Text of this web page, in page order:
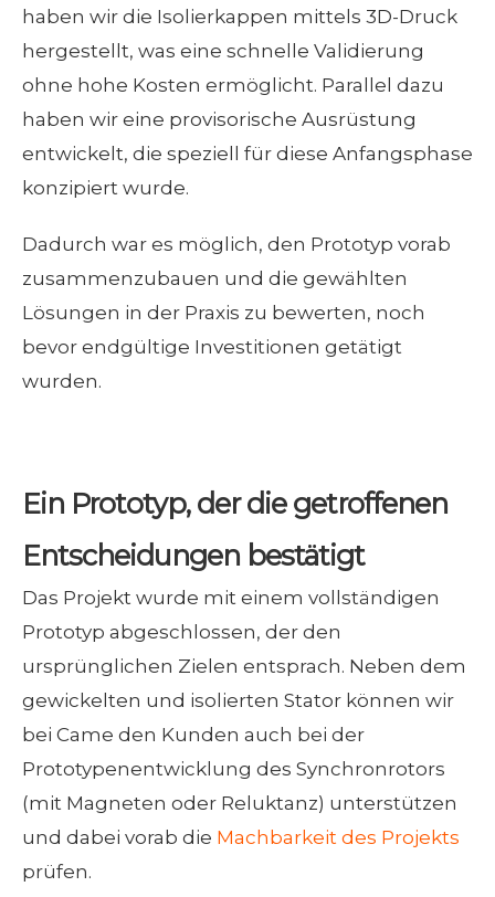
haben wir die Isolierkappen mittels 3D-Druck
hergestellt, was eine schnelle Validierung
ohne hohe Kosten ermöglicht. Parallel dazu
haben wir eine provisorische Ausrüstung
entwickelt, die speziell für diese Anfangsphase
konzipiert wurde.
Dadurch war es möglich, den Prototyp vorab
zusammenzubauen und die gewählten
Lösungen in der Praxis zu bewerten, noch
bevor endgültige Investitionen getätigt
wurden.
Ein Prototyp, der die getroffenen
Entscheidungen bestätigt
Das Projekt wurde mit einem vollständigen
Prototyp abgeschlossen, der den
ursprünglichen Zielen entsprach. Neben dem
gewickelten und isolierten Stator können wir
bei Came den Kunden auch bei der
Prototypenentwicklung des Synchronrotors
(mit Magneten oder Reluktanz) unterstützen
und dabei vorab die Machbarkeit des Projekts
prüfen.